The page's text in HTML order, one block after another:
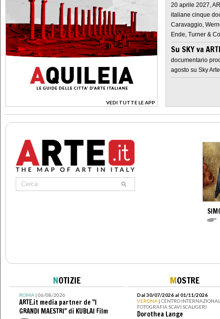
VEDI TUTTE LE APP
>
20 aprile 2027,
italiane cinque
Caravaggio,
Ende, Turner &
Su SKY va
documentario
agosto su Sky Arte
NOTIZIE
ROMA| 06/08/2026
ARTE.it media partner de "I
GRANDI MAESTRI" di KUBLAI Film
MOSTRE
Dal 30/07/2026 al 01/11/2026
VERONA | CENTRO
FOTOGRAFIA SCAVI SCALIGERI
Dorothea Lange